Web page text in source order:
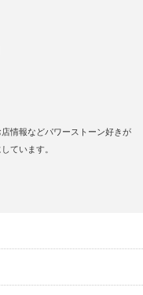
情報などパワーストーン好きが
ています。